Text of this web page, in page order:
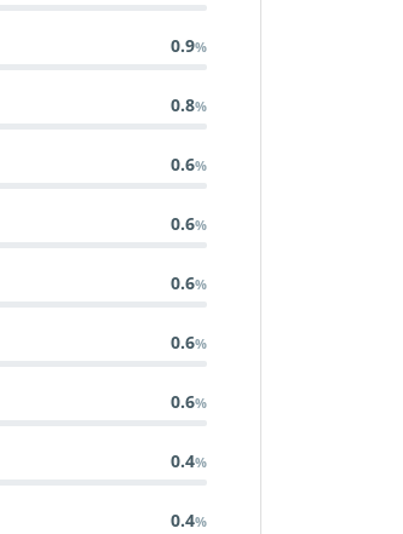
0.9
0.8
0.6
0.6
0.6
0.6
0.6
0.4
0.4